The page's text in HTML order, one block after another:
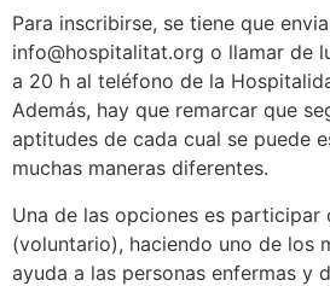
Para inscribirse, se tiene que
info@hospitalitat.org o llamar de
a 20 h al teléfono de la
Además, hay que remarcar que
aptitudes de cada cual se puede
muchas maneras diferentes.
Una de las opciones es participar
(voluntario), haciendo uno de los
ayuda a las personas enfermas y